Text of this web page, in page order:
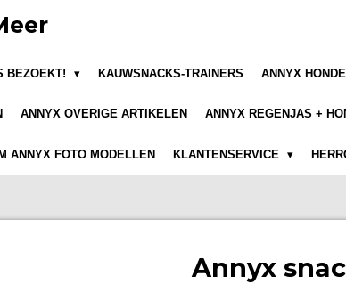
BEZOEKT! KAUWSNACKS-TRAINERS ANNYX
ANNYX OVERIGE ARTIKELEN ANNYX REGENJAS +
ANNYX FOTO MODELLEN KLANTENSERVICE
Annyx